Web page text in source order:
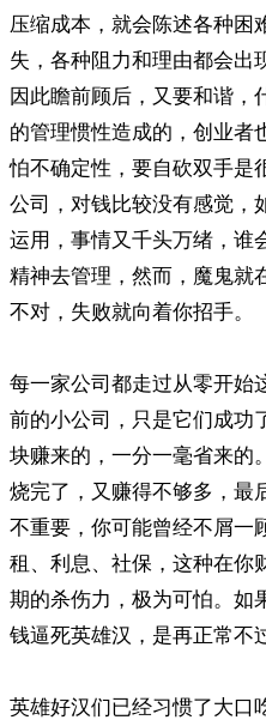
压缩成本，就会陈述各种困
失，各种阻力和理由都会出
因此瞻前顾后，又要和谐，
的管理惯性造成的，创业者
怕不确定性，要自砍双手是
公司，对钱比较没有感觉，
运用，事情又千头万绪，谁
精神去管理，然而，魔鬼就
不对，失败就向着你招手。
每一家公司都走过从零开始
前的小公司，只是它们成功
块赚来的，一分一毫省来的
烧完了，又赚得不够多，最
不重要，你可能曾经不屑一
租、利息、社保，这种在你
期的杀伤力，极为可怕。如
钱逼死英雄汉，是再正常不
英雄好汉们已经习惯了大口